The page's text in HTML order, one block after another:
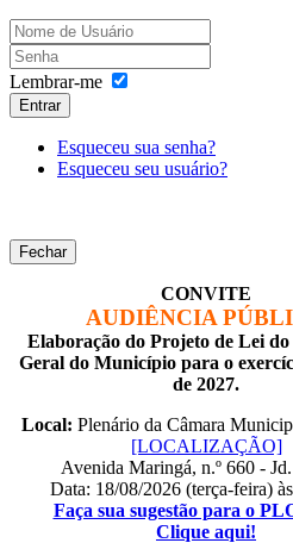
Lembrar-me
Entrar
Esqueceu sua senha?
Esqueceu seu usuário?
Fechar
CONVITE
AUDIÊNCIA
Elaboração do Projeto de Lei
Geral do Município para o
de 2027.
Local: Plenário da Câmara
[LOCALIZAÇÃO]
Avenida Maringá, n.º 660 -
Data: 18/08/2026 (terça-feira)
Faça sua sugestão para o
Clique aqui!